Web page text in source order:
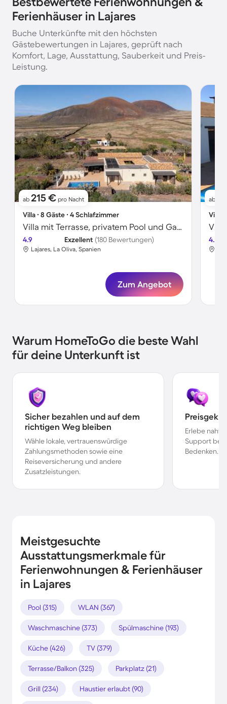
Ferienhäuser in Lajares
Buche Unterkünfte mit den höchsten
Gästebewertungen in Lajares, geprüft nach
Komfort, Lage, Ausstattung, Sauberkeit und Preis-
Leistung.
ab 215 € pro Nacht
Villa ∙ 8 Gäste ∙ 4 Schlafzimmer
Villa mit Terrasse, privatem Pool und Garten | Bergblick
4.9 Exzellent (180 Bewertungen)
Lajares, La Oliva, Spanien
Zum Angebot
ab
Villa
4.8
Warum HomeToGo die beste Wahl
für deine Unterkunft ist
Sicher bezahlen und auf dem
richtigen Weg bleiben
Wähle lokale, vertrauenswürdige
Zahlungsmethoden sowie eine
Reiseversicherung und andere
Zusatzleistungen.
Erlebe
Support bei
Bedenken.
Meistgesuchte
Ausstattungsmerkmale für
Ferienwohnungen & Ferienhäuser
in Lajares
Pool (315) WLAN (367)
Waschmaschine (373) Spülmaschine (193)
Küche (426) TV (379)
Terrasse/Balkon (325) Parkplatz (21)
Grill (234) Haustier erlaubt (90)